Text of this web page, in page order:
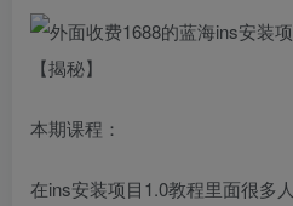
本期课程：
在ins安装项目1.0教程里面很多